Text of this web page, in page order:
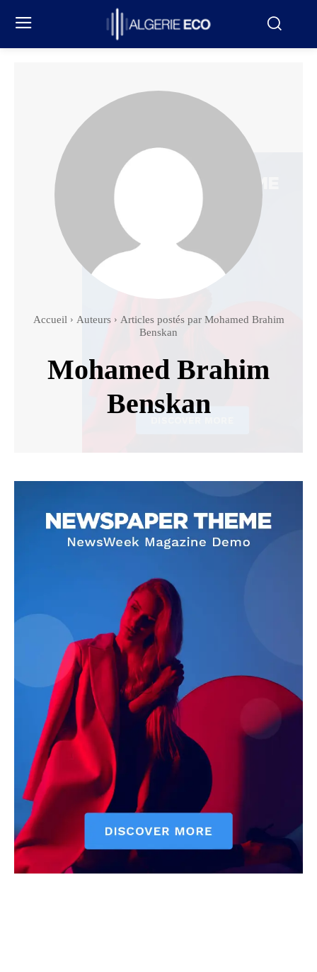
Accueil Auteurs
Articles postés par Mohamed Brahim
Benskan
Mohamed Brahim
Benskan